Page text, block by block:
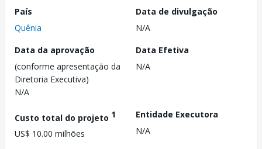
País
Quênia
Data de divulgação
N/A
Data da aprovação
(conforme apresentação da
Diretoria Executiva)
N/A
Data Efetiva
N/A
Custo total do projeto 1
US$ 10.00 milhões
Entidade Executora
N/A